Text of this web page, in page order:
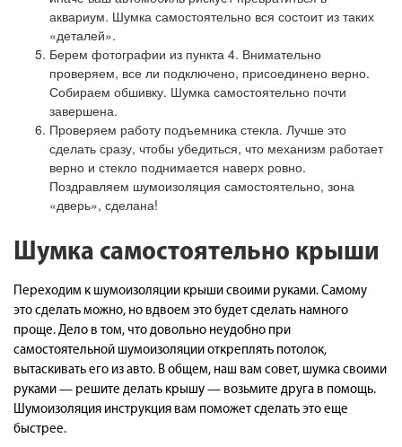
аквариум. Шумка самостоятельно вся состоит из таких
«деталей».
Берем фотографии из пункта 4. Внимательно
проверяем, все ли подключено, присоединено верно.
Собираем обшивку. Шумка самостоятельно почти
завершена.
Проверяем работу подъемника стекла. Лучше это
сделать сразу, чтобы убедиться, что механизм работает
верно и стекло поднимается наверх ровно.
Поздравляем шумоизоляция самостоятельно, зона
«дверь», сделана!
Шумка самостоятельно крыши
Переходим к шумоизоляции крыши своими руками. Самому
это сделать можно, но вдвоем это будет сделать намного
проще. Дело в том, что довольно неудобно при
самостоятельной шумоизоляции откреплять потолок,
вытаскивать его из авто. В общем, наш вам совет, шумка своими
руками — решите делать крышу — возьмите друга в помощь.
Шумоизоляция инструкция вам поможет сделать это еще
быстрее.